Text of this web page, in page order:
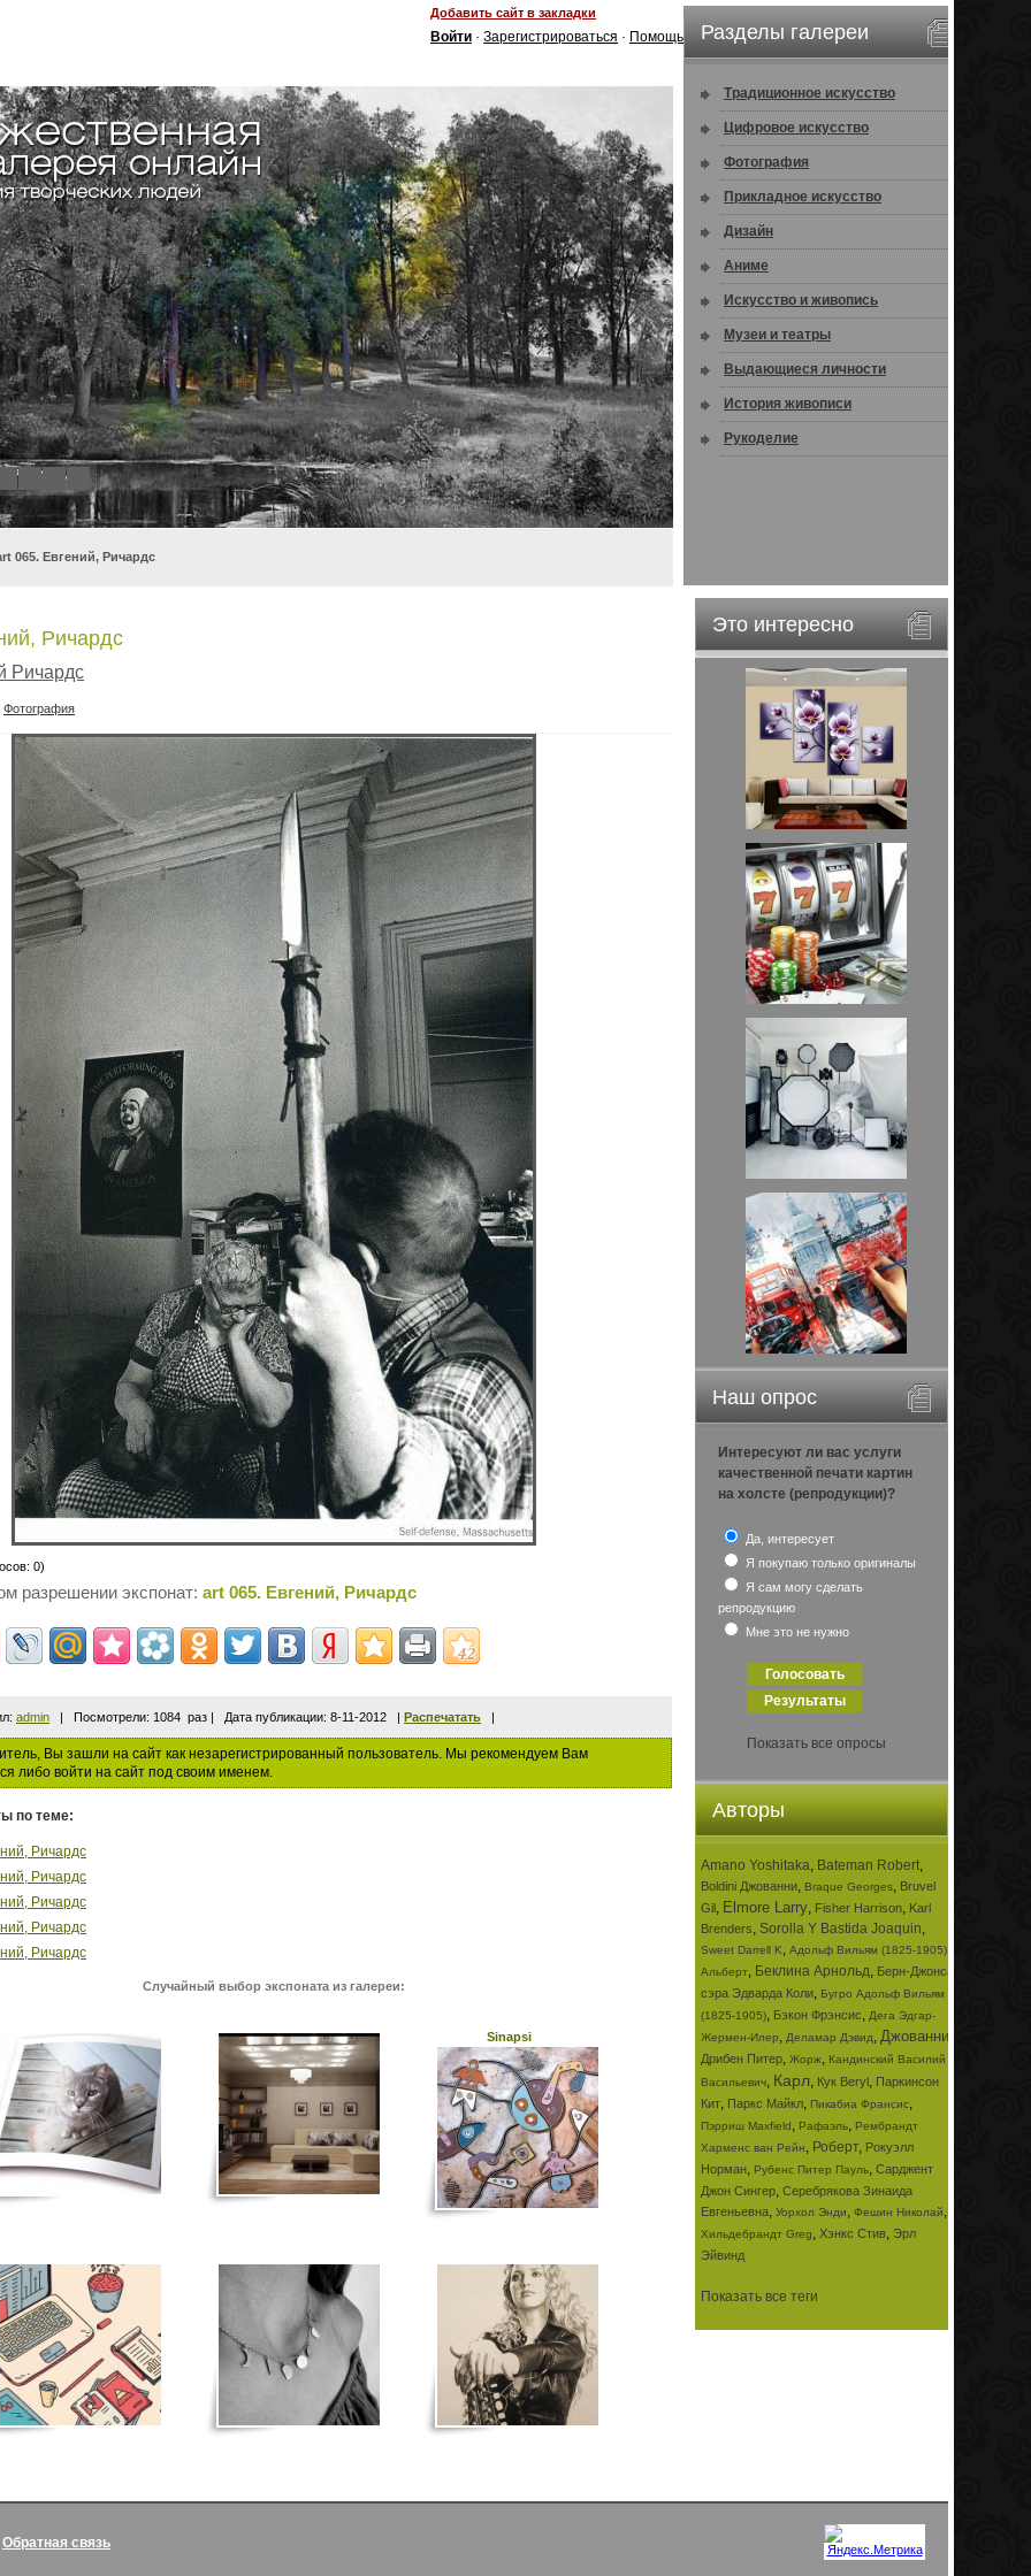
Добавить сайт в закладки
Войти · Зарегистрироваться · Помощь
8
065. Евгений, Ричардс
Разделы галереи
Традиционное искусство
Цифровое искусство
Фотография
Прикладное искусство
Дизайн
Аниме
Искусство и живопись
Музеи и театры
Выдающиеся личности
История живописи
Рукоделие
Это интересно
Наш опрос
Интересуют ли вас услуги
качественной печати картин
на холсте (репродукции)?
Да, интересует
Я покупаю только оригиналы
Я сам могу сделать
репродукцию
Мне это не нужно
Показать все опросы
Авторы
Amano Yoshitaka, Bateman Robert,
Boldini Джованни, Braque Georges, Bruvel
Gil, Elmore Larry, Fisher Harrison, Karl
Brenders, Sorolla Y Bastida Joaquin,
Sweet Darrell K, Адольф Вильям (1825-1905)
Альберт, Беклина Арнольд, Берн-Джонса
сэра Эдварда Коли, Бугро Адольф Вильям
(1825-1905), Бэкон Фрэнсис, Дега Эдгар-
Жермен-Илер, Деламар Дэвид, Джованни
Дрибен Питер, Жорж, Кандинский Василий
Васильевич, Карл, Кук Beryl, Паркинсон
Кит, Паркс Майкл, Пикабиа Франсис,
Пэрриш Maxfield, Рафаэль, Рембрандт
Харменс ван Рейн, Роберт, Рокуэлл
Норман, Рубенс Питер Пауль, Сарджент
Джон Сингер, Серебрякова Зинаида
Евгеньевна, Уорхол Энди, Фешин Николай,
Хильдебрандт Greg, Хэнкс Стив, Эрл
Эйвинд
Показать все теги
Ричардс
Ричардс
Фотография
0)
разрешении экспонат: art 065. Евгений, Ричардс
admin | Посмотрели: 1084 раз | Дата публикации: 8-11-2012 | Распечатать |
Вы зашли на сайт как незарегистрированный пользователь. Мы рекомендуем Вам
либо войти на сайт под своим именем.
по теме:
Ричардс
Ричардс
Ричардс
Ричардс
Ричардс
Случайный выбор экспоната из галереи:
Sinapsi
Обратная связь